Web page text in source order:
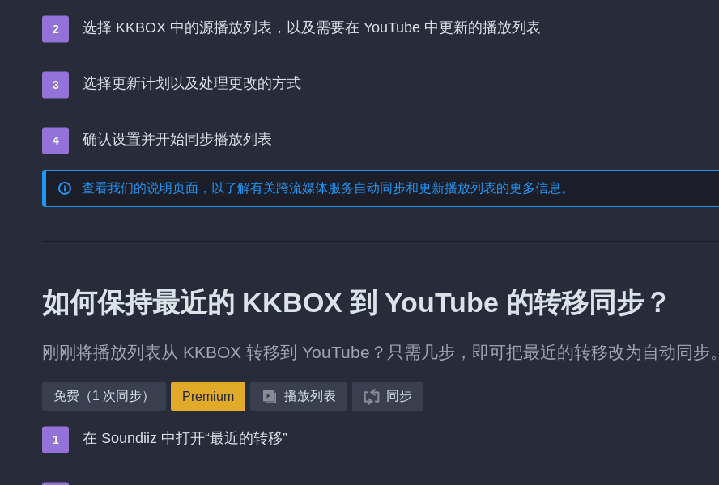
选择 KKBOX 中的源播放列表，以及需要在 YouTube 中更新的播放列表
选择更新计划以及处理更改的方式
确认设置并开始同步播放列表
查看我们的说明页面，以了解有关跨流媒体服务自动同步和更新播放列表的更多信息。
如何保持最近的 KKBOX 到 YouTube 的转移同步？
刚刚将播放列表从 KKBOX 转移到 YouTube？只需几步，即可把最近的转移改为自动同步。
免费（1 次同步） Premium 播放列表 同步
在 Soundiiz 中打开“最近的转移”